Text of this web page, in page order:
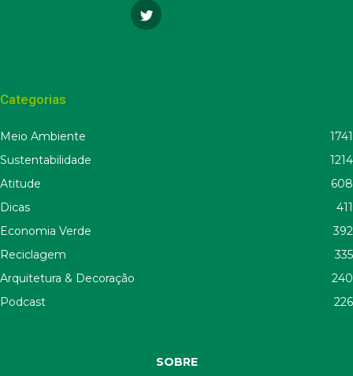
Categorias
Meio Ambiente
1741
Sustentabilidade
1214
Atitude
608
Dicas
411
Economia Verde
392
Reciclagem
335
Arquitetura & Decoração
240
Podcast
226
SOBRE